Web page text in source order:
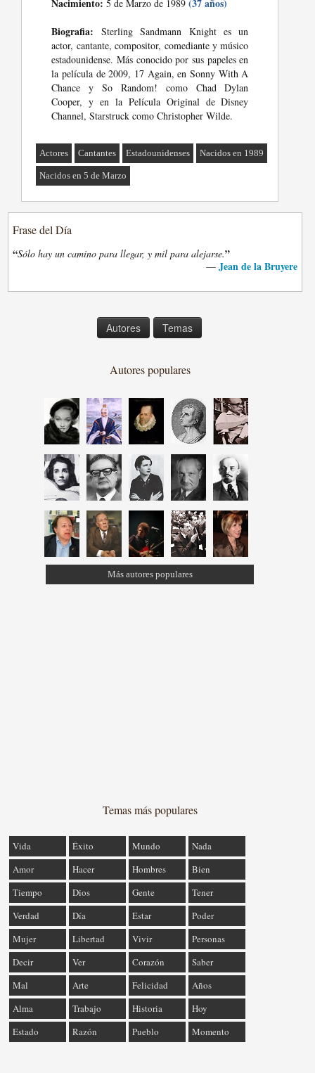
Nacimiento: 5 de Marzo de 1989(37 años)
Biografia: Sterling Sandmann Knight es un
actor, cantante, compositor, comediante y músico
estadounidense. Más conocido por sus papeles en
la película de 2009, 17 Again, en Sonny With A
Chance y So Random! como Chad Dylan
Cooper, y en la Película Original de Disney
Channel, Starstruck como Christopher Wilde.
Actores Cantantes Estadounidenses Nacidos en 1989
Nacidos en 5 de Marzo
Frase del Día
“Sólo hay un camino para llegar, y mil para alejarse.”
— Jean de la Bruyere
Autores Temas
Autores populares
Más autores populares
Temas más populares
Vida Éxito Mundo
Nada
Amor
Hacer Hombres
Bien
Tiempo
Dios Gente
Tener
Verdad
Día Estar
Poder
Mujer
Libertad Vivir
Personas
Decir
Ver Corazón
Saber
Mal
Arte Felicidad
Años
Alma
Trabajo Historia
Hoy
Estado
Razón Pueblo Momento